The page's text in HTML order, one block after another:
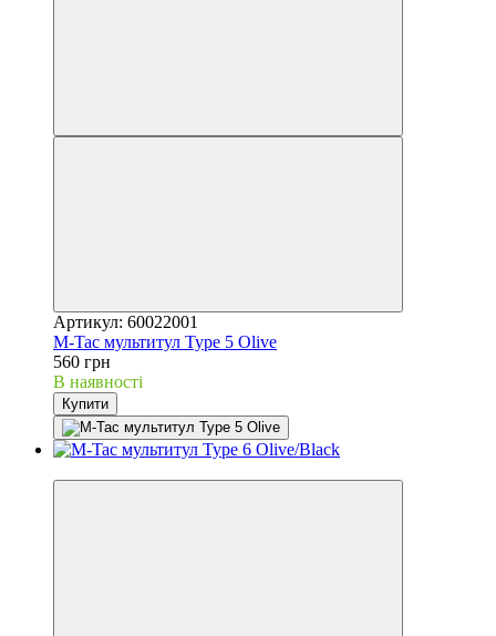
Артикул: 60022001
M-Tac мультитул Type 5 Olive
560 грн
В наявності
Купити